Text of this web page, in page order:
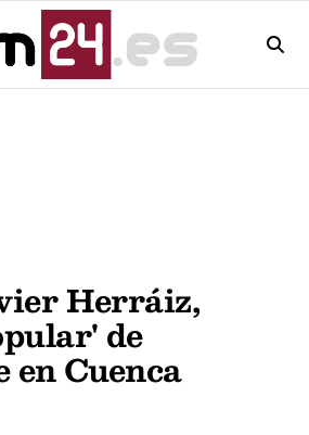
Herráiz,
de
Cuenca